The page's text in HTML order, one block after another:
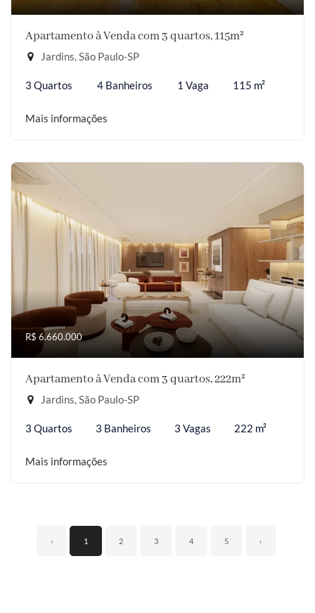
Apartamento à Venda com 3 quartos, 115m²
Jardins, São Paulo-SP
3 Quartos 4 Banheiros 1 Vaga 115 m²
Mais informações
R$ 6.660.000
Apartamento à Venda com 3 quartos, 222m²
Jardins, São Paulo-SP
3 Quartos 3 Banheiros 3 Vagas 222 m²
Mais informações
‹ 1 2 3 4 5 ›